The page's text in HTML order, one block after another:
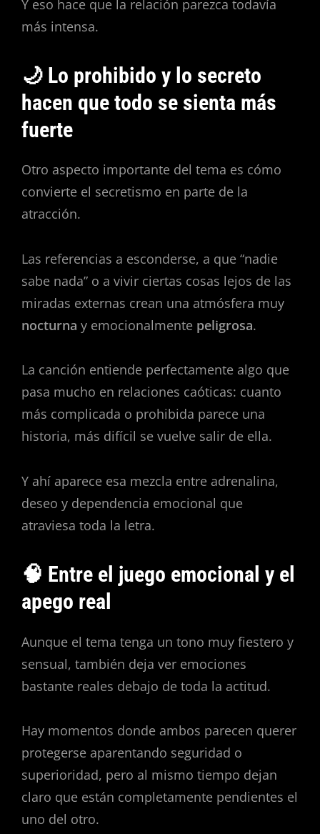
Y eso hace que la relación parezca todavía
más intensa.
🌙 Lo prohibido y lo secreto
hacen que todo se sienta más
fuerte
Otro aspecto importante del tema es cómo
convierte el secretismo en parte de la
atracción.
Las referencias a esconderse, a que “nadie
sabe nada” o a vivir ciertas cosas lejos de las
miradas externas crean una atmósfera muy
nocturna y emocionalmente peligrosa.
La canción entiende perfectamente algo que
pasa mucho en relaciones caóticas: cuanto
más complicada o prohibida parece una
historia, más difícil se vuelve salir de ella.
Y ahí aparece esa mezcla entre adrenalina,
deseo y dependencia emocional que
atraviesa toda la letra.
🧠 Entre el juego emocional y el
apego real
Aunque el tema tenga un tono muy fiestero y
sensual, también deja ver emociones
bastante reales debajo de toda la actitud.
Hay momentos donde ambos parecen querer
protegerse aparentando seguridad o
superioridad, pero al mismo tiempo dejan
claro que están completamente pendientes el
uno del otro.